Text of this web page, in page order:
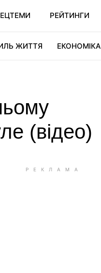
РЕЙТИНГИ
ЖИТТЯ ЕКОНОМІКА
(відео)